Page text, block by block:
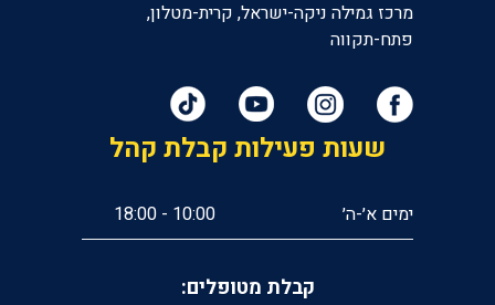
מרכז גמילה ניקה-ישראל, קרית-מטלון,
פתח-תקווה
שעות פעילות קבלת קהל
ימים א׳-ה׳ 10:00 - 18:00
קבלת מטופלים: